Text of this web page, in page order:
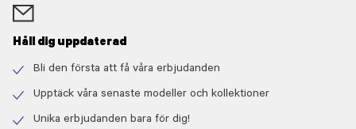
Håll dig uppdaterad
icon
Bli den första att få våra erbjudanden
icon
Upptäck våra senaste modeller och kollektioner
Unika erbjudanden bara för dig!